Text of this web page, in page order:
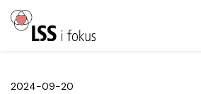
2024-09-20